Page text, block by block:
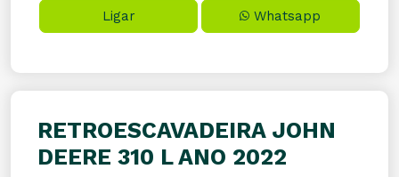
RETROESCAVADEIRA JOHN
DEERE 310 L ANO 2022
Ligar Whatsapp